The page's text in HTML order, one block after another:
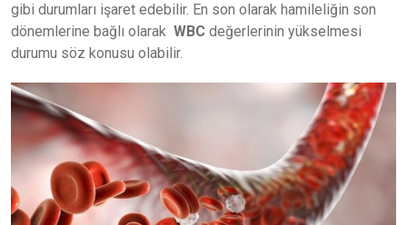
gibi durumları işaret edebilir. En son olarak hamileliğin son
dönemlerine bağlı olarak WBC değerlerinin yükselmesi
durumu söz konusu olabilir.